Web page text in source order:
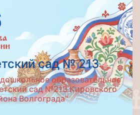
сад № 213
образовательное
сад №213 Кировского
Волгограда"